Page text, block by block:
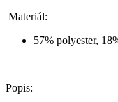
Materiál:
57% polyester,
Popis: